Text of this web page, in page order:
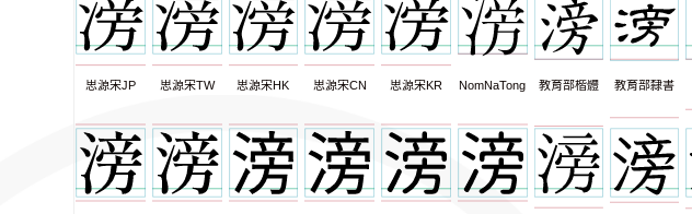
思源宋JP 思源宋TW 思源宋HK 思源宋CN 思源宋KR NomNaTong 教育部楷體 教育部隸書